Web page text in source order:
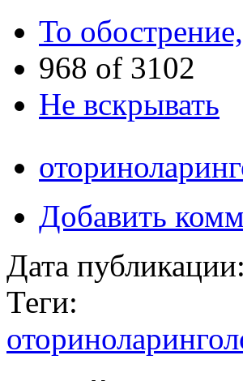
То
968 of 3102
Не вскрывать
Добавить
Дата публикации:
Теги: